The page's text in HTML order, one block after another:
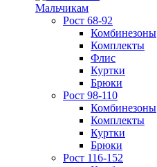
Мальчикам
Рост 68-92
Комбинезоны
Комплекты
Флис
Куртки
Брюки
Рост 98-110
Комбинезоны
Комплекты
Куртки
Брюки
Рост 116-152